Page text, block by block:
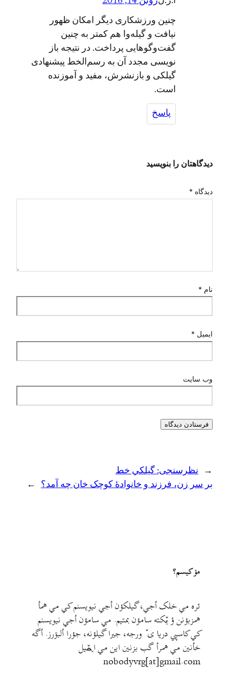
چنین ورزشکاری دیگر امکان ظهور
نیافت و گیله‌وا هم کمتر به چنین
گفت‌وگوهایی پرداخت. در نتیجه باز
نویسی مجدد آن به رسم‌الخط پیشنهادی
گیلکی و بازنشرش، مفید و آموزنده
است.
پاسخ
دیدگاهتان را بنویسید
دیدگاه *
نام *
ایمیل *
وب‌ سایت
←
نظرسنجی: گيلکي خط
بر سر زن، فرزند و خانوادهٔ کوچک خان چه آمد؟
→
مۊ کيسم؟
ئره مي خلک أجي، گيلکؤن أجي نيويسنم کي مي همأ
همزبؤنن ؤ يٚکته سامؤن بمتيم. مي سامؤن أجي نيويسنم
کي کاسپي دريا ی ٚ ورجه، جيرا گيلؤنه، جؤرا ألبۊرز. أگه
خأنين مي همرأ گب بزنين اين مي ايمٚیل‌ ‌
nobodyvrg[at]gmail.com